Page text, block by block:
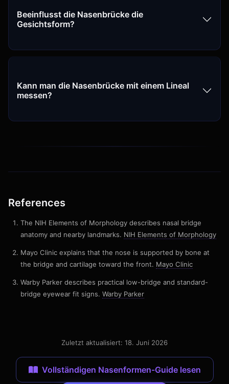
Beeinflusst die Nasenbrücke die
Gesichtsform?
Kann man die Nasenbrücke mit einem Lineal
messen?
References
The NIH Elements of Morphology describes nasal bridge
anatomy and nearby landmarks. NIH Elements of Morphology
Mayo Clinic explains that the nose is supported by bone at
the bridge and cartilage toward the front. Mayo Clinic
Warby Parker describes practical low-bridge and standard-
bridge eyewear fit signs. Warby Parker
Zuletzt aktualisiert: 18. Juni 2026
Vollständigen Nasenformen-Guide lesen